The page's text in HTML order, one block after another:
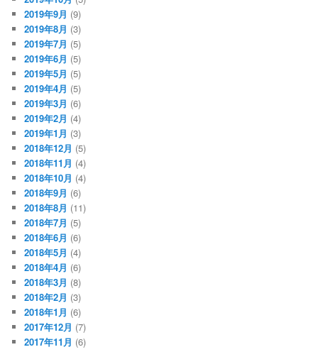
2019年9月 (9)
2019年8月 (3)
2019年7月 (5)
2019年6月 (5)
2019年5月 (5)
2019年4月 (5)
2019年3月 (6)
2019年2月 (4)
2019年1月 (3)
2018年12月 (5)
2018年11月 (4)
2018年10月 (4)
2018年9月 (6)
2018年8月 (11)
2018年7月 (5)
2018年6月 (6)
2018年5月 (4)
2018年4月 (6)
2018年3月 (8)
2018年2月 (3)
2018年1月 (6)
2017年12月 (7)
2017年11月 (6)